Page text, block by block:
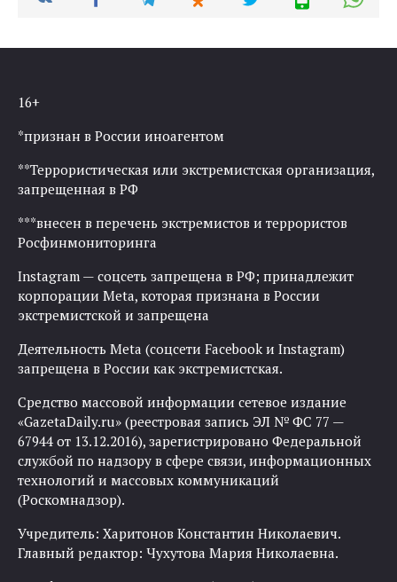
16+
*признан в России иноагентом
**Террористическая или экстремистская организация,
запрещенная в РФ
***внесен в перечень экстремистов и террористов
Росфинмониторинга
Instagram — соцсеть запрещена в РФ; принадлежит
корпорации Meta, которая признана в России
экстремистской и запрещена
Деятельность Meta (соцсети Facebook и Instagram)
запрещена в России как экстремистская.
Средство массовой информации сетевое издание
«GazetaDaily.ru» (реестровая запись ЭЛ № ФС 77 —
67944 от 13.12.2016), зарегистрировано Федеральной
службой по надзору в сфере связи, информационных
технологий и массовых коммуникаций
(Роскомнадзор).
Учредитель: Харитонов Константин Николаевич.
Главный редактор: Чухутова Мария Николаевна.